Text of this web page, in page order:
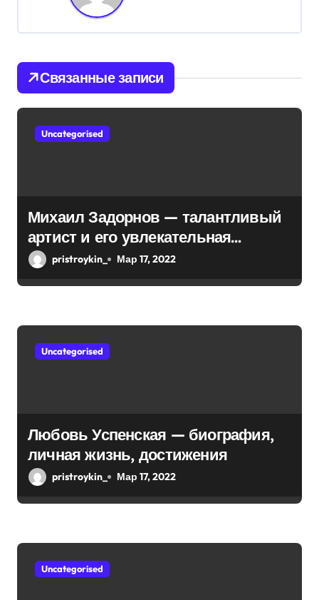
п
о
з
а
я
м
Связанные записи
Uncategorised
Михаил Задорнов — талантливый
артист и его увлекательная
биография — выдающиеся
pristroykin_ Мар 17, 2022
Uncategorised
Любовь Успенская — биография,
личная жизнь, достижения
pristroykin_ Мар 17, 2022
Uncategorised